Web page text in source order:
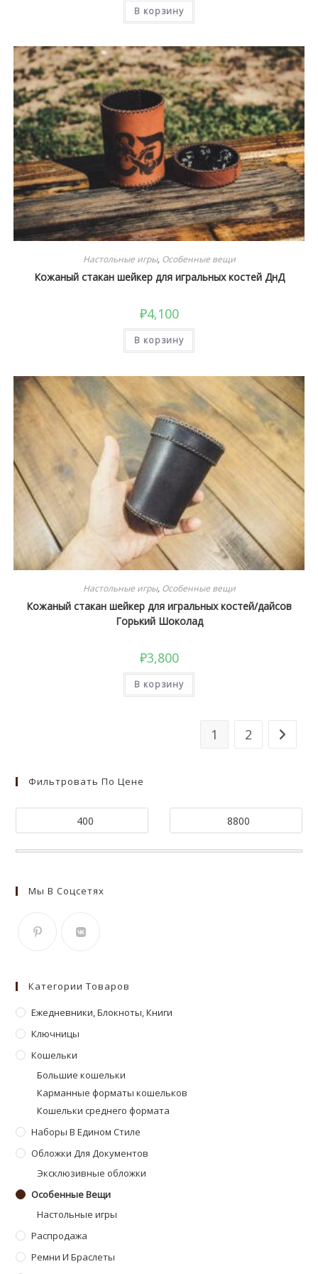
В корзину
Настольные игры, Особенные вещи
Кожаный стакан шейкер для игральных костей ДнД
₽4,100
В корзину
Настольные игры, Особенные вещи
Кожаный стакан шейкер для игральных костей/дайсов
Горький Шоколад
₽3,800
В корзину
1 2
Фильтровать По Цене
Мы В Соцсетях
новой
вкладке
новой
вкладке
Категории Товаров
Ежедневники, Блокноты, Книги
Ключницы
Кошельки
Большие кошельки
Карманные форматы кошельков
Кошельки среднего формата
Наборы В Едином Стиле
Обложки Для Документов
Эксклюзивные обложки
Особенные Вещи
Настольные игры
Распродажа
Ремни И Браслеты